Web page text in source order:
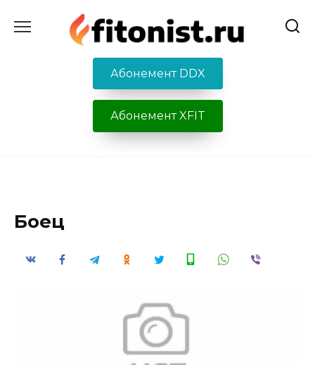
содержанию
Абонемент DDX
Абонемент XFIT
Боец